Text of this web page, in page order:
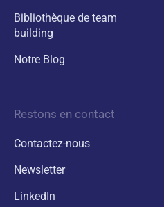
Bibliothèque de team
building
Notre Blog
Restons en contact
Contactez-nous
Newsletter
LinkedIn